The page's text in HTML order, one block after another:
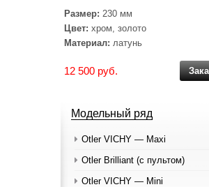
Размер: 230 мм
Цвет: хром, золото
Материал: латунь
12 500 руб.
Модельный ряд
Otler VICHY — Maxi
Otler Brilliant (с пультом)
Otler VICHY — Mini